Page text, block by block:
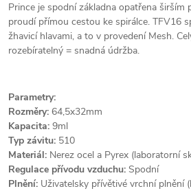
Prince je spodní základna opatřena širším
proudí přímou cestou ke spirálce. TFV16
žhavicí hlavami, a to v provedení Mesh.
rozebíratelný = snadná údržba.
Parametry:
Rozměry: 64,5x32mm
Kapacita: 9ml
Typ závitu: 510
Materiál: Nerez ocel a Pyrex (laboratorní
Regulace přívodu vzduchu: Spodní
Plnění: Uživatelsky přívětivé vrchní plnění